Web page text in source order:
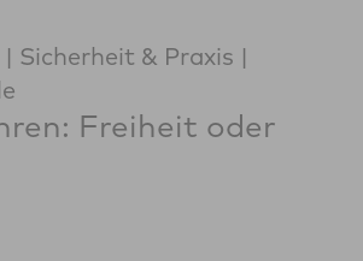
Sicherheit & Praxis
Freiheit oder